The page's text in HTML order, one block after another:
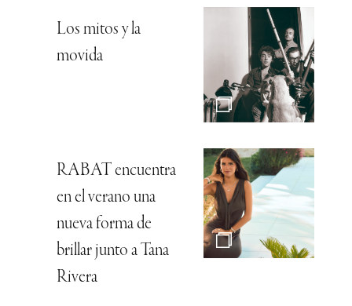
Los mitos y la
movida
RABAT encuentra
en el verano una
nueva forma de
brillar junto a Tana
Rivera